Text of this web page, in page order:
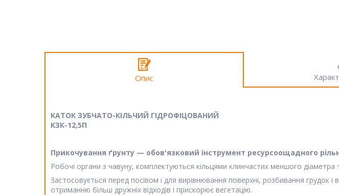
Опис
КАТОК ЗУБЧАТО-КІЛЬЧИЙ ГІДРОФІЦОВАНИЙ
КЗК-12,5П
Прикочування ґрунту — обов'язковий інструмент ресурсоощадного
Робочі органи з чавуну, комплектуються кільцями клинчастих меншого
Застосовується перед посівом і для вирівнювання поверхні, розбивання грудок
отриманню більш дружніх відходів і прискорює вегетацію.